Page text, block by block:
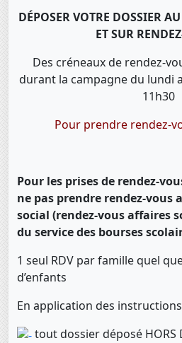
DÉPOSER VOTRE DOSSIER
ET SUR
Des créneaux de rendez-
durant la campagne du lundi
11h30
Pour prendre rendez-
Pour les prises de rendez-
ne pas prendre rendez-vous
social (rendez-vous affaires
du service des bourses
1 seul RDV par famille quel
d’enfants
En application des instructions
tout dossier déposé HORS